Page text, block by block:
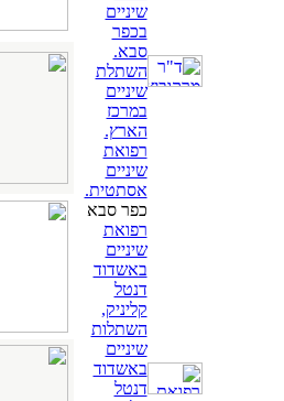
שיניים
בכפר
סבא.
השתלת
שיניים
במרכז
הארץ.
רפואת
שיניים
אסתטית.
כפר סבא
רפואת
שיניים
באשדוד
דנטל
קליניק,
השתלות
שיניים
באשדוד
דנטל